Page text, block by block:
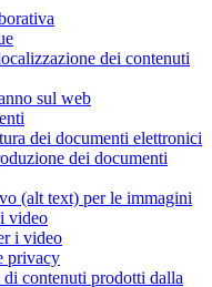
dei contenuti
sul web
dei documenti elettronici
dei documenti
(alt text) per le immagini
video
i video
privacy
contenuti prodotti dalla